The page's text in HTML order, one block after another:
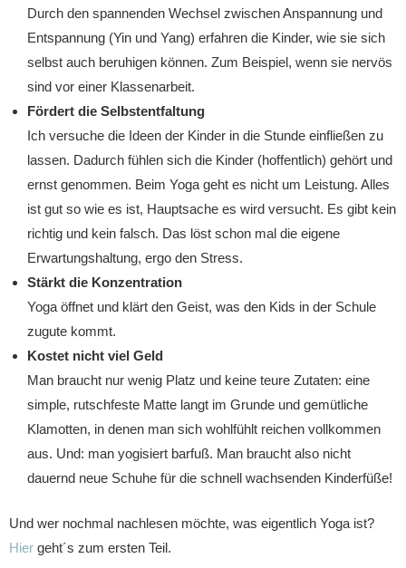
Durch den spannenden Wechsel zwischen Anspannung und
Entspannung (Yin und Yang) erfahren die Kinder, wie sie sich
selbst auch beruhigen können. Zum Beispiel, wenn sie nervös
sind vor einer Klassenarbeit.
Fördert die Selbstentfaltung
Ich versuche die Ideen der Kinder in die Stunde einfließen zu
lassen. Dadurch fühlen sich die Kinder (hoffentlich) gehört und
ernst genommen. Beim Yoga geht es nicht um Leistung. Alles
ist gut so wie es ist, Hauptsache es wird versucht. Es gibt kein
richtig und kein falsch. Das löst schon mal die eigene
Erwartungshaltung, ergo den Stress.
Stärkt die Konzentration
Yoga öffnet und klärt den Geist, was den Kids in der Schule
zugute kommt.
Kostet nicht viel Geld
Man braucht nur wenig Platz und keine teure Zutaten: eine
simple, rutschfeste Matte langt im Grunde und gemütliche
Klamotten, in denen man sich wohlfühlt reichen vollkommen
aus. Und: man yogisiert barfuß. Man braucht also nicht
dauernd neue Schuhe für die schnell wachsenden Kinderfüße!
Und wer nochmal nachlesen möchte, was eigentlich Yoga ist?
Hier geht´s zum ersten Teil.